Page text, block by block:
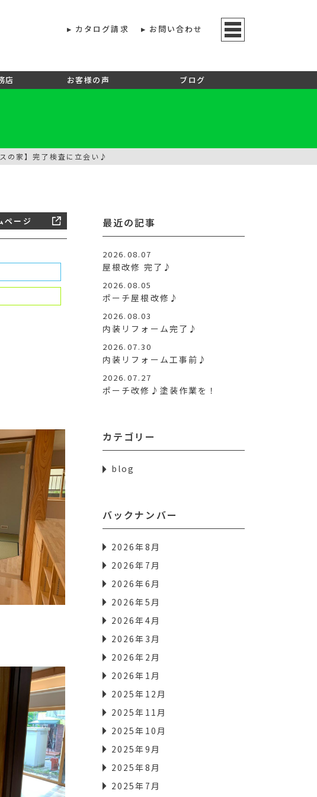
カタログ請求 お問い合わせ
店 お客様の声 ブログ
スの家】完了検査に立会い♪
ページ 最近の記事
2026.08.07
屋根改修 完了♪
2026.08.05
ポーチ屋根改修♪
2026.08.03
内装リフォーム完了♪
2026.07.30
内装リフォーム工事前♪
2026.07.27
ポーチ改修♪塗装作業を！
カテゴリー
blog
バックナンバー
2026年8月
2026年7月
2026年6月
2026年5月
2026年4月
2026年3月
2026年2月
2026年1月
2025年12月
2025年11月
2025年10月
2025年9月
2025年8月
2025年7月